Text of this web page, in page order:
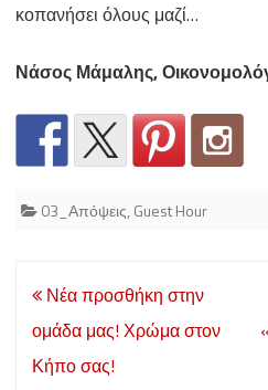
κοπανήσει όλους μαζί…
Νάσος Μάμαλης,
03_Απόψεις, Guest Hour
Post
navigation
Νέα προσθήκη στην
ομάδα μας! Χρώμα στον
Κήπο σας!